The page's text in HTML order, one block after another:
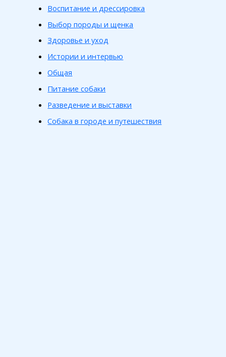
Воспитание и дрессировка
Выбор породы и щенка
Здоровье и уход
Истории и интервью
Общая
Питание собаки
Разведение и выставки
Собака в городе и путешествия